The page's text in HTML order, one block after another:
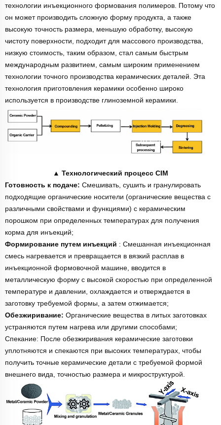
технологии инъекционного формования полимеров. Потому что
он может производить сложную форму продукта, а также
высокую точность размера, меньшую обработку, высокую
чистоту поверхности, подходит для массового производства,
низкую стоимость, таким образом, стал самым быстрым
международным развитием, самым широким применением
технологии точного производства керамических деталей. Эта
технология приготовления керамики особенно широко
используется в производстве глиноземной керамики.
▲ Технологический процесс CIM
Готовность к подаче: Смешивать, сушить и гранулировать
подходящие органические носители (органические вещества с
различными свойствами и функциями) с керамическим
порошком при определенных температурах для получения
корма для инъекций;
Формирование путем инъекций : Смешанная инъекционная
смесь нагревается и превращается в вязкий расплав в
инъекционной формовочной машине, вводится в
металлическую форму с высокой скоростью при определенной
температуре и давлении, охлаждается и отверждается в
заготовку требуемой формы, а затем отжимается;
Обезжиривание: Органические вещества в литых заготовках
устраняются путем нагрева или другими способами;
Спекание: После обезжиривания керамические заготовки
уплотняются и спекаются при высоких температурах, чтобы
получить точные керамические детали с требуемой формой
внешнего вида, точностью размера и микроструктурой.